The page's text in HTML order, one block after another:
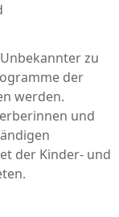
zu
der
werden.
und
der Kinder- und